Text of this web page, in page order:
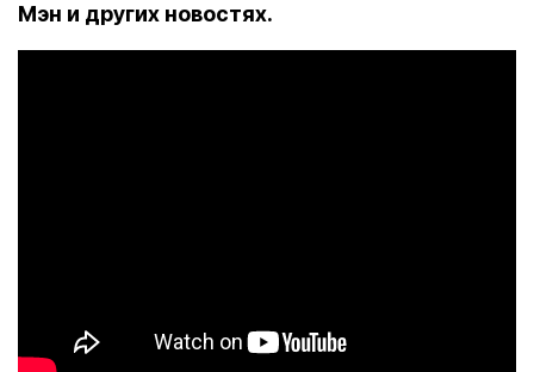
Мэн и других новостях.